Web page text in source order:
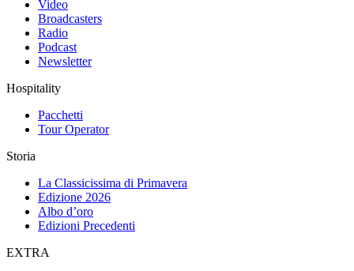
Video
Broadcasters
Radio
Podcast
Newsletter
Hospitality
Pacchetti
Tour Operator
Storia
La Classicissima di Primavera
Edizione 2026
Albo d’oro
Edizioni Precedenti
EXTRA